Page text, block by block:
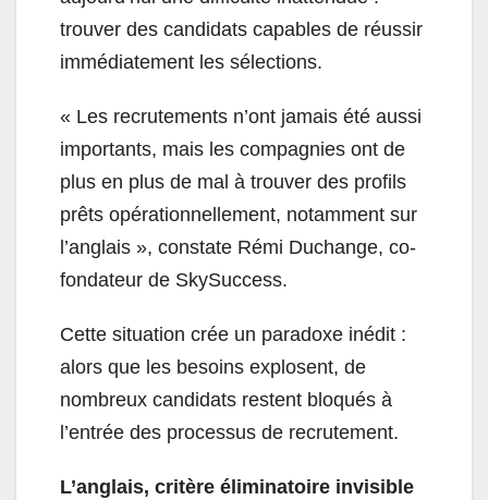
trouver des candidats capables de réussir
immédiatement les sélections.
« Les recrutements n’ont jamais été aussi
importants, mais les compagnies ont de
plus en plus de mal à trouver des profils
prêts opérationnellement, notamment sur
l’anglais », constate Rémi Duchange, co-
fondateur de SkySuccess.
Cette situation crée un paradoxe inédit :
alors que les besoins explosent, de
nombreux candidats restent bloqués à
l’entrée des processus de recrutement.
L’anglais, critère éliminatoire invisible